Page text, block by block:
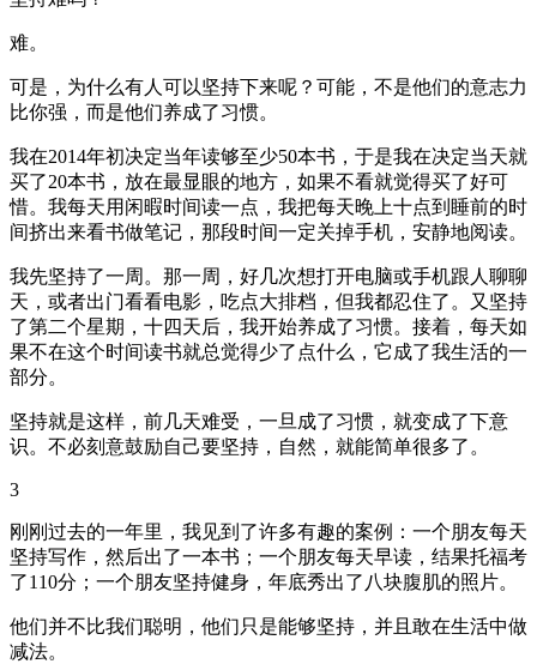
难。
可是，为什么有人可以坚持下来呢？可能，不是他们的意志力
比你强，而是他们养成了习惯。
我在2014年初决定当年读够至少50本书，于是我在决定当天就
买了20本书，放在最显眼的地方，如果不看就觉得买了好可
惜。我每天用闲暇时间读一点，我把每天晚上十点到睡前的时
间挤出来看书做笔记，那段时间一定关掉手机，安静地阅读。
我先坚持了一周。那一周，好几次想打开电脑或手机跟人聊聊
天，或者出门看看电影，吃点大排档，但我都忍住了。又坚持
了第二个星期，十四天后，我开始养成了习惯。接着，每天如
果不在这个时间读书就总觉得少了点什么，它成了我生活的一
部分。
坚持就是这样，前几天难受，一旦成了习惯，就变成了下意
识。不必刻意鼓励自己要坚持，自然，就能简单很多了。
3
刚刚过去的一年里，我见到了许多有趣的案例：一个朋友每天
坚持写作，然后出了一本书；一个朋友每天早读，结果托福考
了110分；一个朋友坚持健身，年底秀出了八块腹肌的照片。
他们并不比我们聪明，他们只是能够坚持，并且敢在生活中做
减法。